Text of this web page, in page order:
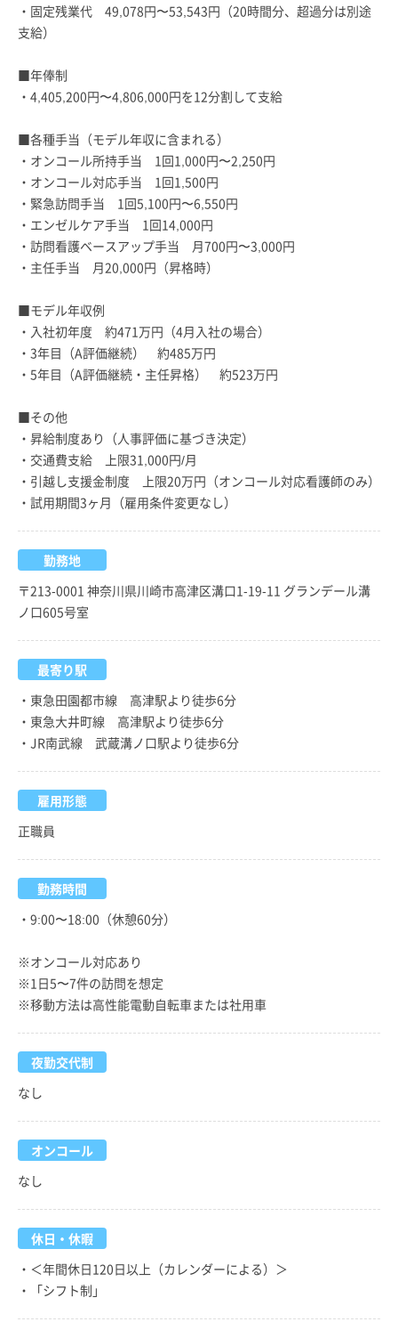
・固定残業代 49,078円〜53,543円（20時間分、超過分は別途
支給）
■年俸制
・4,405,200円〜4,806,000円を12分割して支給
■各種手当（モデル年収に含まれる）
・オンコール所持手当 1回1,000円〜2,250円
・オンコール対応手当 1回1,500円
・緊急訪問手当 1回5,100円〜6,550円
・エンゼルケア手当 1回14,000円
・訪問看護ベースアップ手当 月700円〜3,000円
・主任手当 月20,000円（昇格時）
■モデル年収例
・入社初年度 約471万円（4月入社の場合）
・3年目（A評価継続） 約485万円
・5年目（A評価継続・主任昇格） 約523万円
■その他
・昇給制度あり（人事評価に基づき決定）
・交通費支給 上限31,000円/月
・引越し支援金制度 上限20万円（オンコール対応看護師のみ）
・試用期間3ヶ月（雇用条件変更なし）
勤務地
〒213-0001 神奈川県川崎市高津区溝口1-19-11 グランデール溝
ノ口605号室
最寄り駅
・東急田園都市線 高津駅より徒歩6分
・東急大井町線 高津駅より徒歩6分
・JR南武線 武蔵溝ノ口駅より徒歩6分
雇用形態
正職員
勤務時間
・9:00〜18:00（休憩60分）
※オンコール対応あり
※1日5〜7件の訪問を想定
※移動方法は高性能電動自転車または社用車
夜勤交代制
なし
オンコール
なし
休日・休暇
・＜年間休日120日以上（カレンダーによる）＞
・「シフト制」